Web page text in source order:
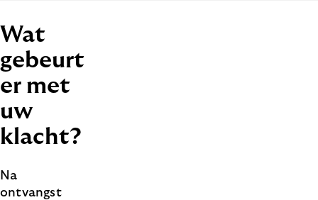
Wat
gebeurt
er met
uw
klacht?
Na
ontvangst